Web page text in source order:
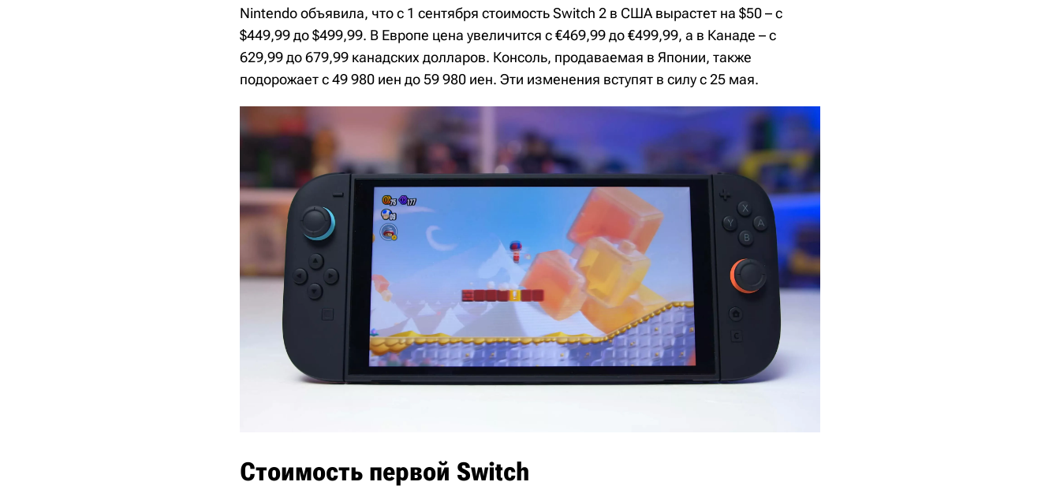
Nintendo объявила, что с 1 сентября стоимость Switch 2 в США вырастет на $50 – с
$449,99 до $499,99. В Европе цена увеличится с €469,99 до €499,99, а в Канаде – с
629,99 до 679,99 канадских долларов. Консоль, продаваемая в Японии, также
подорожает с 49 980 иен до 59 980 иен. Эти изменения вступят в силу с 25 мая.
Стоимость первой Switch